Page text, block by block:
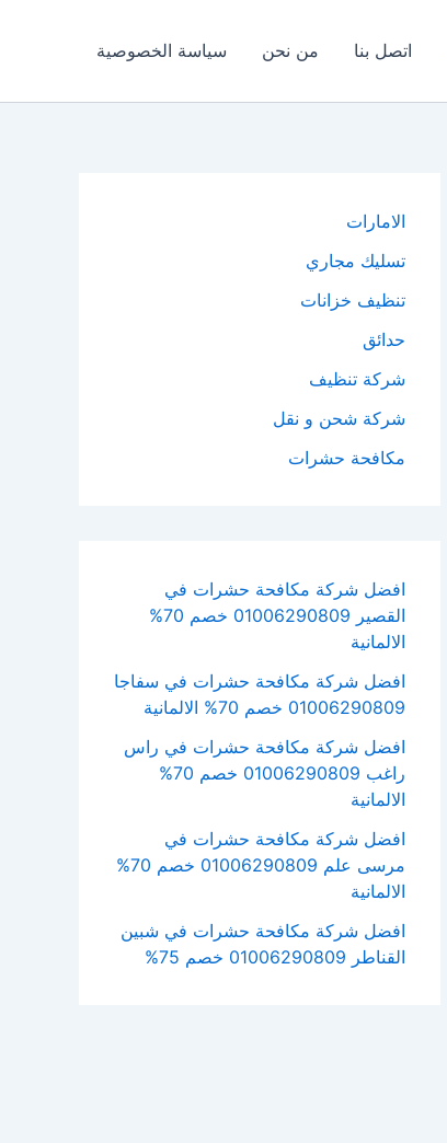
اتصل بنا من نحن سياسة الخصوصية
الامارات
تسليك مجاري
تنظيف خزانات
حدائق
شركة تنظيف
شركة شحن و نقل
مكافحة حشرات
افضل شركة مكافحة حشرات في
القصير 01006290809 خصم 70%
الالمانية
افضل شركة مكافحة حشرات في سفاجا
01006290809 خصم 70% الالمانية
افضل شركة مكافحة حشرات في راس
راغب 01006290809 خصم 70%
الالمانية
افضل شركة مكافحة حشرات في
مرسى علم 01006290809 خصم 70%
الالمانية
افضل شركة مكافحة حشرات في شبين
القناطر 01006290809 خصم 75%